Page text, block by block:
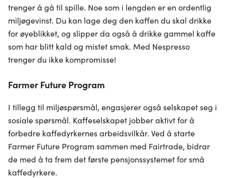
trenger å gå til spille. Noe som i lengden er en ordentlig
miljøgevinst. Du kan lage deg den kaffen du skal drikke
for øyeblikket, og slipper da også å drikke gammel kaffe
som har blitt kald og mistet smak. Med Nespresso
trenger du ikke kompromisse!
Farmer Future Program
I tillegg til miljøspørsmål, engasjerer også selskapet seg i
sosiale spørsmål. Kaffeselskapet jobber aktivt for å
forbedre kaffedyrkernes arbeidsvilkår. Ved å starte
Farmer Future Program sammen med Fairtrade, bidrar
de med å ta frem det første pensjonssystemet for små
kaffedyrkere.